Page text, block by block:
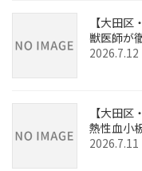
【大田
獣医師が
2026.7.12
【大田
熱性血小
2026.7.11